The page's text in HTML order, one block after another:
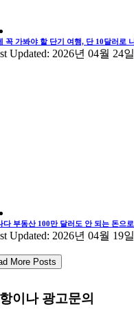
꼭 가봐야 할 단기 여행, 단 10달러로
Updated: 2026년 04월 24일
다 부동산 100만 달러도 안 되는 돈으
Updated: 2026년 04월 19일
More Posts
이나 광고문의